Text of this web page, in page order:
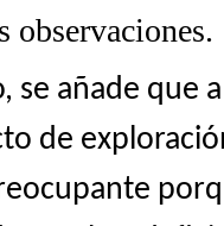
observaciones.
se añade que
de